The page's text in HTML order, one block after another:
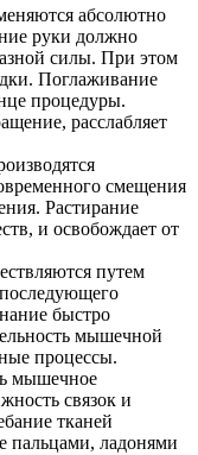
абсолютно
руки должно
силы. При этом
Поглаживание
процедуры.
расслабляет
смещения
Растирание
и освобождает от
путем
быстро
мышечной
процессы.
мышечное
связок и
тканей
пальцами, ладонями